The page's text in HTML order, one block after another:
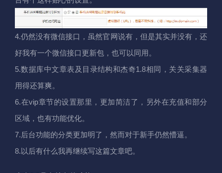
4.仍然没有微信接口，虽然官网说有，但是其实并没有，还
好我有一个微信接口更新包，也可以同用。
5.数据库中文章表及目录结构和杰奇1.8相同，关关采集器
用得还算爽。
6.在vip章节的设置那里，更加简洁了，另外在充值和部分
区域，也有功能优化。
7.后台功能的分类更加明了，然而对于新手仍然懵逼。
8.以后有什么我再继续写这篇文章吧。